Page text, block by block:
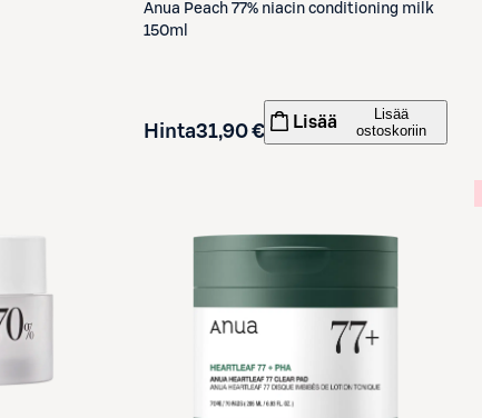
Anua Peach 77% niacin conditioning milk
150ml
Hinta31,90 € Lisää
Lisää
ostoskoriin